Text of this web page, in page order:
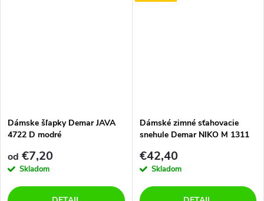
Dámske šľapky Demar JAVA
4722 D modré
od €7,20
Skladom
Dámské zimné sťahovacie
snehule Demar NIKO M 1311
€42,40
Skladom